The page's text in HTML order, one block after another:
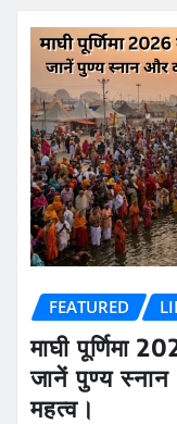
FEATURED
माघी पूर्णिमा
जानें पुण्य
महत्व।